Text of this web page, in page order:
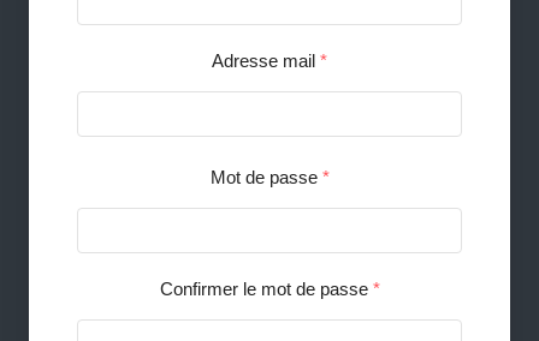
Adresse mail *
Mot de passe *
Confirmer le mot de passe *